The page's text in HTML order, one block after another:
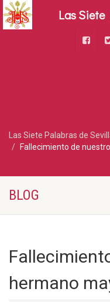
Las Siete Palabras de
Fallecimiento de
BLOG
hermano
Las Siete